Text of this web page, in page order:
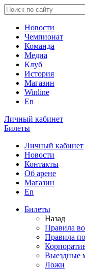
Новости
Чемпионат
Команда
Медиа
Клуб
История
Магазин
Winline
En
Личный кабинет
Билеты
Личный кабинет
Новости
Контакты
Об арене
Магазин
En
Билеты
Назад
Правила
Правила
Выездные
Ложи